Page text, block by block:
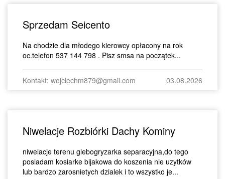
Sprzedam Seicento
Na chodzie dla młodego kierowcy opłacony na rok
oc.telefon 537 144 798 . Pisz smsa na początek...
Kontakt: wojciechm879@gmail.com 03.08.2026
Niwelacje Rozbiórki Dachy Kominy
niwelacje terenu glebogryzarka separacyjna,do tego
posiadam kosiarke bijakowa do koszenia nie uzytków
lub bardzo zarosnietych dzialek i to wszystko je...